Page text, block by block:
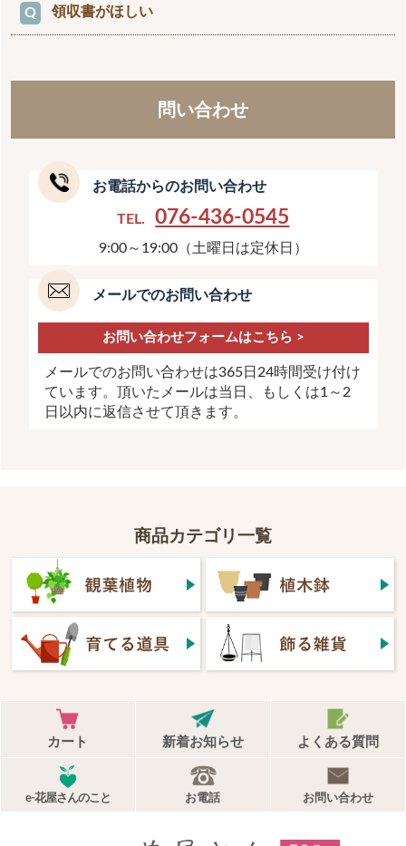
注文をキャンセルいたします。
ご用意はしておりません。
お届けのお荷物には商品の金額がわかる納品書等
はお入れしておりませんのでご安心ください。
印字されます。
領収書がほしい
問い合わせ
お電話からのお問い合わせ
TEL. 076-436-0545
9:00～19:00（土曜日は定休日）
メールでのお問い合わせ
お問い合わせフォームはこちら >
メールでのお問い合わせは365日24時間受け付け
ています。頂いたメールは当日、もしくは1～2
日以内に返信させて頂きます。
商品カテゴリ一覧
カート 新着お知らせ よくある質問
e-花屋さんのこと お電話 お問い合わせ